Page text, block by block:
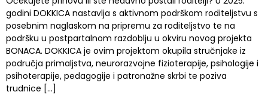
godini DOKKICA nastavlja s aktivnom podrškom roditeljstvu s
posebnim naglaskom na pripremu za roditeljstvo te na
podršku u postpartalnom razdoblju u okviru novog projekta
BONACA. DOKKICA je ovim projektom okupila stručnjake iz
područja primaljstva, neurorazvojne fizioterapije, psihologije i
psihoterapije, pedagogije i patronažne skrbi te poziva
trudnice […]